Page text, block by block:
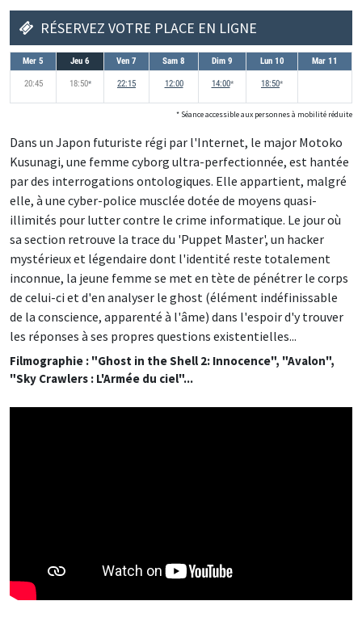
RÉSERVEZ VOTRE PLACE EN LIGNE
Mer 5 Jeu 6 Ven 7 Sam 8 Dim 9 Lun 10 Mar 11
20:45 18:50*accessible aux personnes à mobilité réduites
22:15 12:00 14:00*accessible aux personnes à mobilité
18:50*accessible aux
* Séance accessible aux personnes à mobilité réduite
Dans un Japon futuriste régi par l'Internet, le major Motoko
Kusunagi, une femme cyborg ultra-perfectionnée, est hantée
par des interrogations ontologiques. Elle appartient, malgré
elle, à une cyber-police musclée dotée de moyens quasi-
illimités pour lutter contre le crime informatique. Le jour où
sa section retrouve la trace du 'Puppet Master', un hacker
mystérieux et légendaire dont l'identité reste totalement
inconnue, la jeune femme se met en tète de pénétrer le corps
de celui-ci et d'en analyser le ghost (élément indéfinissable
de la conscience, apparenté à l'âme) dans l'espoir d'y trouver
les réponses à ses propres questions existentielles...
Filmographie : "Ghost in the Shell 2: Innocence", "Avalon",
"Sky Crawlers : L'Armée du ciel"...